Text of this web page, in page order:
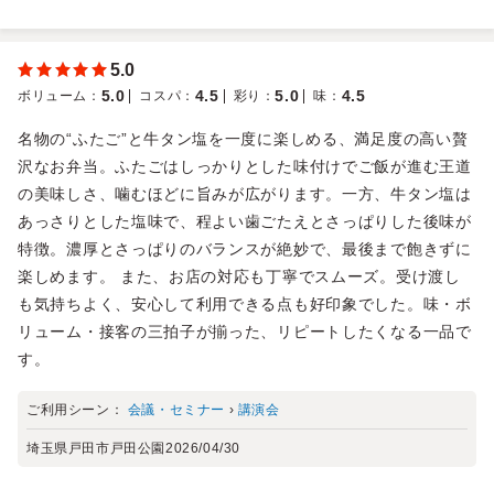
5.0
ボリューム ： 5.0 コスパ ： 4.5 彩り ：5.0 味 ： 4.5
名物の“ふたご”と牛タン塩を一度に楽しめる、満足度の高い贅
沢なお弁当。ふたごはしっかりとした味付けでご飯が進む王道
の美味しさ、噛むほどに旨みが広がります。一方、牛タン塩は
あっさりとした塩味で、程よい歯ごたえとさっぱりした後味が
特徴。濃厚とさっぱりのバランスが絶妙で、最後まで飽きずに
楽しめます。 また、お店の対応も丁寧でスムーズ。受け渡し
も気持ちよく、安心して利用できる点も好印象でした。味・ボ
リューム・接客の三拍子が揃った、リピートしたくなる一品で
す。
ご利用シーン： 会議・セミナー › 講演会
埼玉県戸田市戸田公園2026/04/30